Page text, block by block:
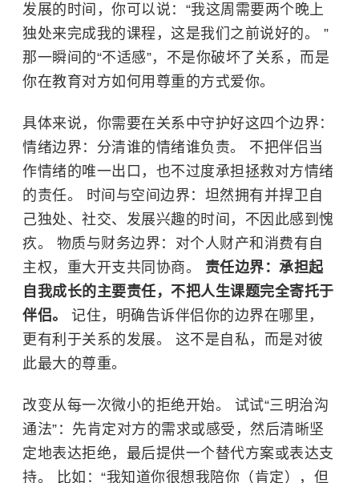
发展的时间，你可以说：“我这周需要两个晚上
独处来完成我的课程，这是我们之前说好的。 ”
那一瞬间的“不适感”，不是你破坏了关系，而是
你在教育对方如何用尊重的方式爱你。
具体来说，你需要在关系中守护好这四个边界：
情绪边界：分清谁的情绪谁负责。 不把伴侣当
作情绪的唯一出口，也不过度承担拯救对方情绪
的责任。 时间与空间边界：坦然拥有并捍卫自
己独处、社交、发展兴趣的时间，不因此感到愧
疚。 物质与财务边界：对个人财产和消费有自
主权，重大开支共同协商。 责任边界：承担起
自我成长的主要责任，不把人生课题完全寄托于
伴侣。 记住，明确告诉伴侣你的边界在哪里，
更有利于关系的发展。 这不是自私，而是对彼
此最大的尊重。
改变从每一次微小的拒绝开始。 试试“三明治沟
通法”：先肯定对方的需求或感受，然后清晰坚
定地表达拒绝，最后提供一个替代方案或表达支
持。 比如：“我知道你很想我陪你（肯定），但